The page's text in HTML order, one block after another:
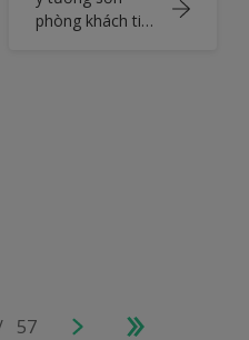
phòng khách tiết
57